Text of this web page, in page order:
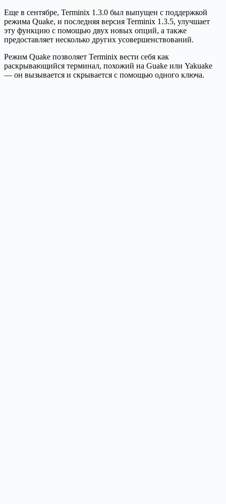
Еще в сентябре, Terminix 1.3.0 был выпущен с поддержкой
режима Quake, и последняя версия Terminix 1.3.5, улучшает
эту функцию с помощью двух новых опций, а также
предоставляет несколько других усовершенствований.
Режим Quake позволяет Terminix вести себя как
раскрывающийся терминал, похожий на Guake или Yakuake
— он вызывается и скрывается с помощью одного ключа.